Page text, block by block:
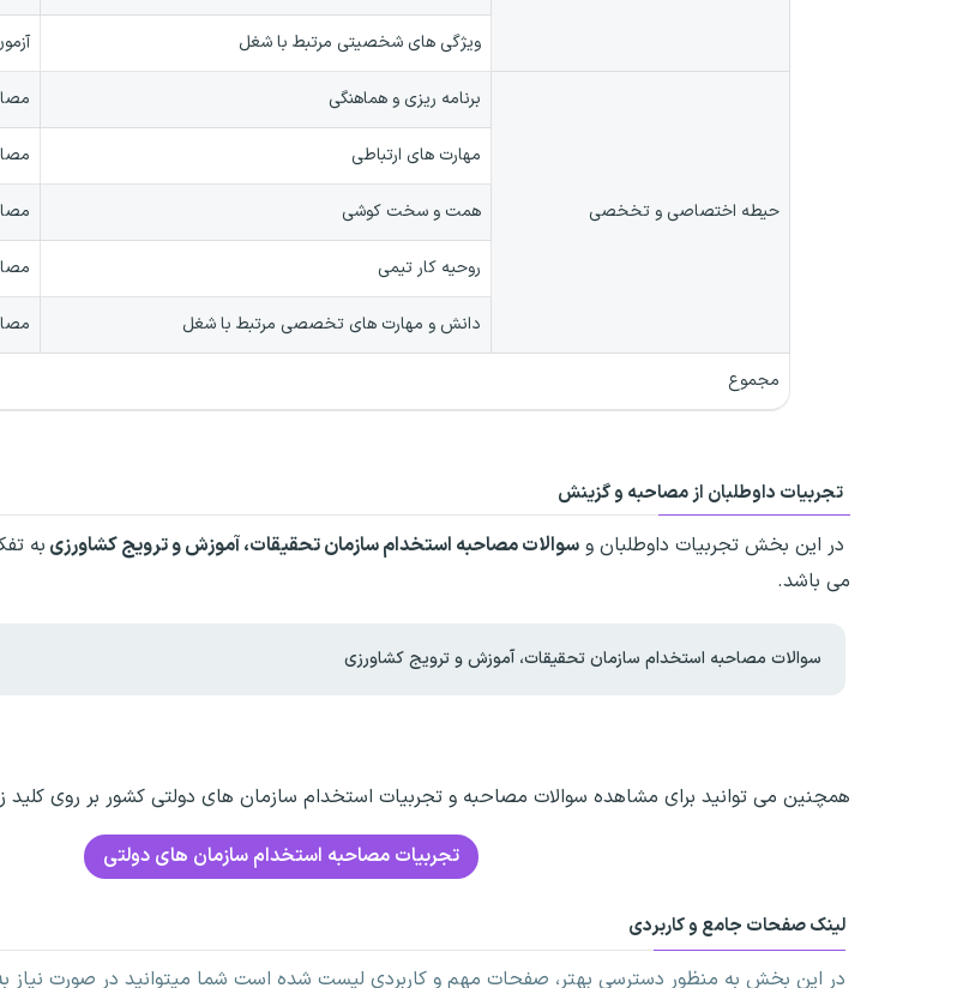
ویژگی های شخصیتی مرتبط با شغل
حیطه اختصاصی و تخخصی
برنامه ریزی و هماهنگی
مهارت های ارتباطی
همت و سخت کوشی
روحیه کار تیمی
دانش و مهارت های تخصصی مرتبط با شغل
مجموع
تجربیات داوطلبان از مصاحبه و گزینش
در این بخش تجربیات داوطلبان و سوالات مصاحبه استخدامسازمان تحقیقات، آموزش و ترویج کشاورزی به
می باشد.
سوالات مصاحبه استخدام سازمان تحقیقات، آموزش و ترویج کشاورزی
همچنین می توانید برای مشاهده سوالات مصاحبه و تجربیات استخدام سازمان های دولتی کشور بر روی کلید
تجربیات مصاحبه استخدام سازمان های دولتی
لینک صفحات جامع و کاربردی
در این بخش به منظور دسترسی بهتر، صفحات مهم و کاربردی لیست شده است شما میتوانید در صورت نیاز